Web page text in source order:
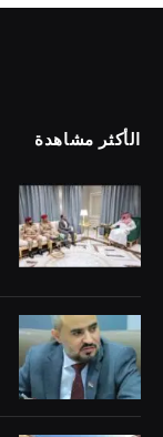
الأكثر مشاهدة